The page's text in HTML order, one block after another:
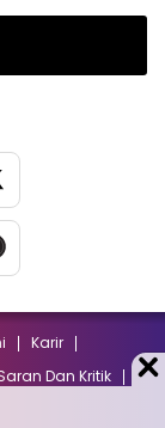
Karir
Dan Kritik